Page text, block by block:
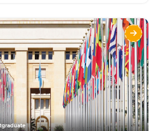
School Geneva&Montreux
Курсы
Языки
MBA
Master’s Degree